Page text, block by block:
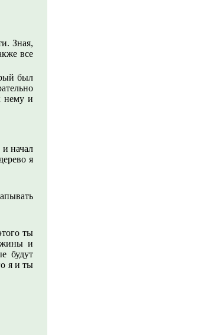
Зная,
все
был
нему и
начал
я
ты
и
будут
я и ты